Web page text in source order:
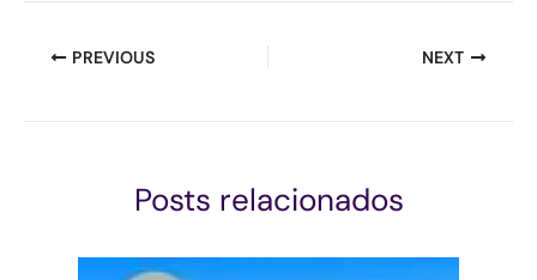
PREVIOUS NEXT
Posts relacionados